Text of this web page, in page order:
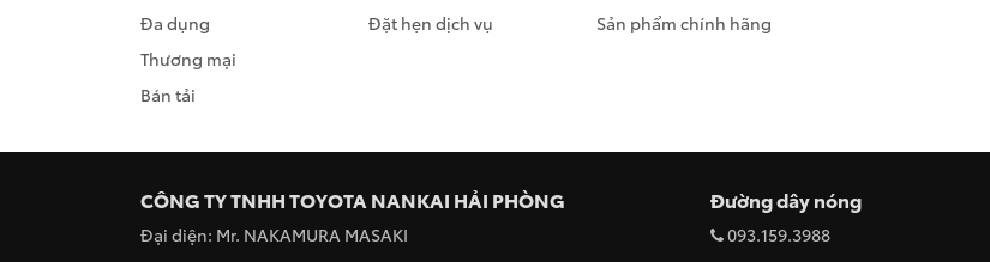
Đa dụng
Thương mại
Bán tải
Đặt hẹn dịch vụ
Sản phẩm chính hãng
CÔNG TY TNHH TOYOTA NANKAI HẢI PHÒNG
Đại diện: Mr. NAKAMURA MASAKI
Đường dây nóng
093.159.3988